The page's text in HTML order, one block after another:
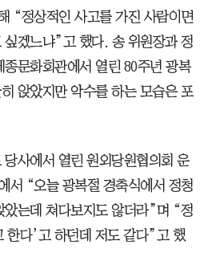
“정상적인 사고를 가진 사람이면
싶겠느냐”고 했다. 송 위원장과 정
문화회관에서 열린 80주년 광복
앉았지만 악수를 하는 모습은 포
사에서 열린 원외당원협의회 운
서 “오늘 광복절 경축식에서 정청
았는데 쳐다보지도 않더라”며 “정
한다’고 하던데 저도 같다”고 했